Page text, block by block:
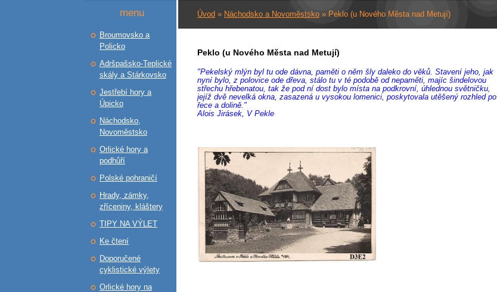
Úvod » Náchodsko a Novoměstsko » Peklo (u Nového Města nad Metují)
Peklo (u Nového Města nad Metují)
"Pekelský mlýn byl tu ode dávna, paměti o něm šly daleko do věků. Stavení jeho, jak
nyní bylo, z polovice ode dřeva, stálo tu v té podobě od nepaměti, majíc šindelovou
střechu hřebenatou, tak že pod ní dost bylo místa na podkrovní, úhlednou světničku,
jejíž dvě nevelká okna, zasazená u vysokou lomenici, poskytovala utěšený rozhled po
řece a dolině."
Alois Jirásek, V Pekle
menu
Broumovsko a
Policko
Adršpašsko-Teplické
skály a Stárkovsko
Jestřebí hory a
Úpicko
Náchodsko,
Novoměstsko
Orlické hory a
podhůří
Polské pohraničí
Hrady, zámky,
zříceniny, kláštery
TIPY NA VÝLET
Ke čtení
Doporučené
cyklistické výlety
Orlické hory na